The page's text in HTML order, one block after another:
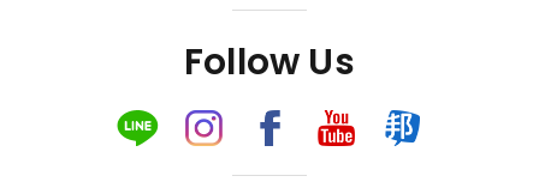
Follow Us